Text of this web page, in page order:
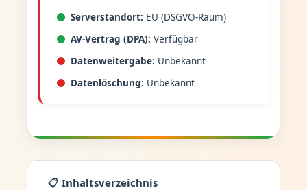
Serverstandort: EU (DSGVO-Raum)
AV-Vertrag (DPA): Verfügbar
Datenweitergabe: Unbekannt
Datenlöschung: Unbekannt
📋 Inhaltsverzeichnis